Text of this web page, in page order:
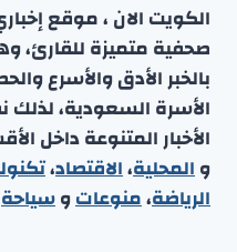
الكويت الان ، موقع
صحفية متميزة للقارئ،
بالخبر الأدق والأسرع
الأسرة السعودية،
الأخبار المتنوعة داخل
والمحلية،الاقتصاد،
الرياضة،منوعاتوسياحة